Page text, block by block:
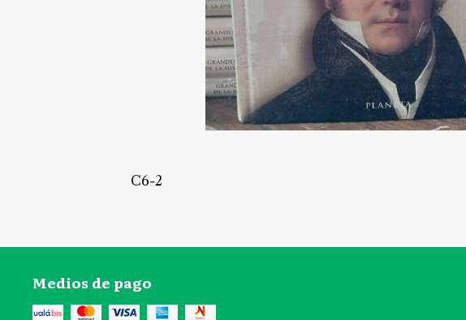
C6-2
Medios de pago